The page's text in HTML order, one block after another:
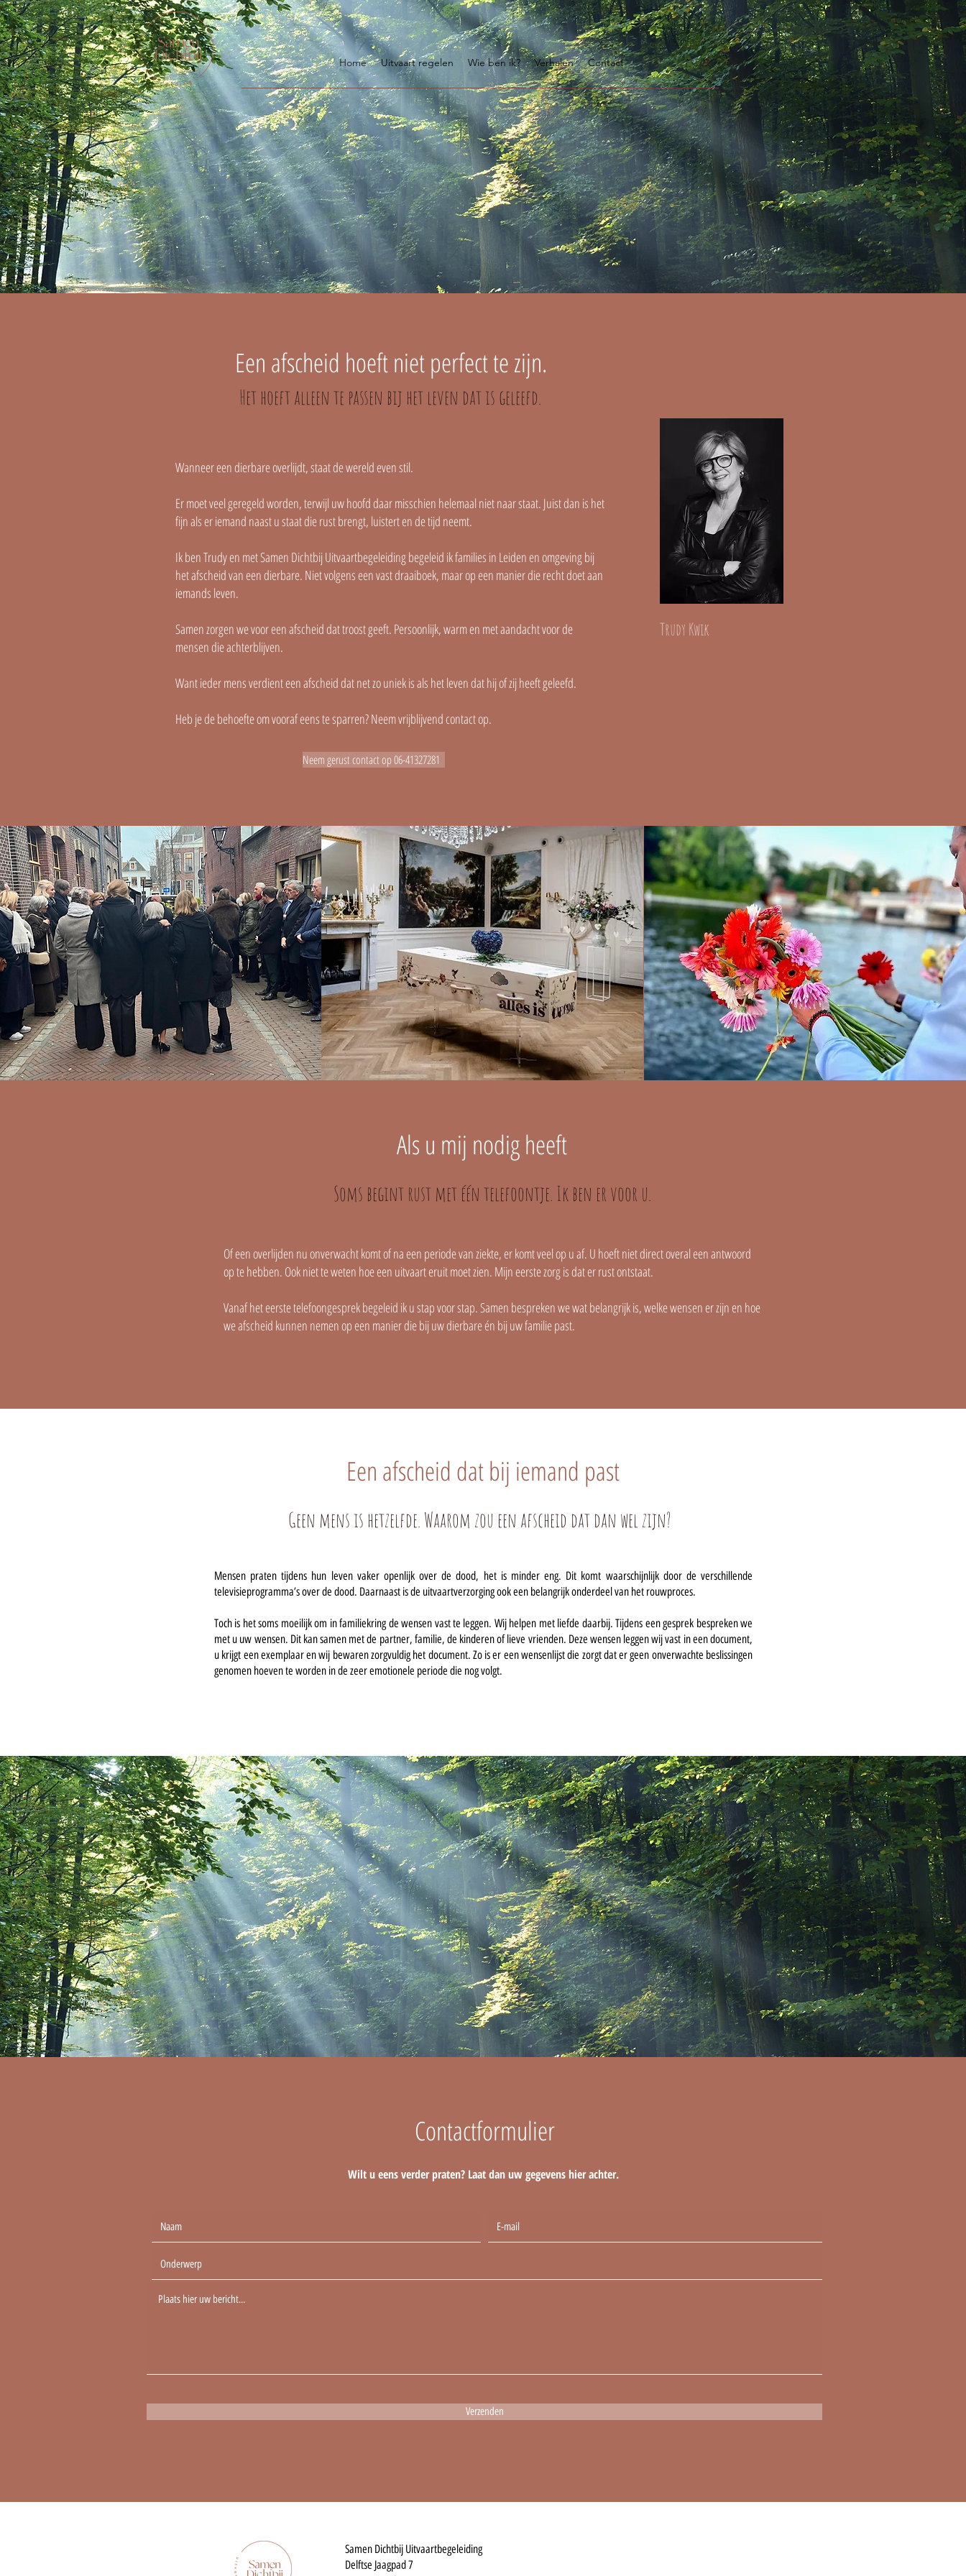
Home Uitvaart regelen Wie ben ik? Verhalen Contact
Een afscheid hoeft niet perfect te zijn.
Het hoeft alleen te passen bij het leven dat is geleefd.
Wanneer een dierbare overlijdt, staat de wereld even stil.
Er moet veel geregeld worden, terwijl uw hoofd daar misschien helemaal niet naar staat. Juist dan is het
fijn als er iemand naast u staat die rust brengt, luistert en de tijd neemt.
Ik ben Trudy en met Samen Dichtbij Uitvaartbegeleiding begeleid ik families in Leiden en omgeving bij
het afscheid van een dierbare. Niet volgens een vast draaiboek, maar op een manier die recht doet aan
iemands leven.
Samen zorgen we voor een afscheid dat troost geeft. Persoonlijk, warm en met aandacht voor de
mensen die achterblijven.
Want ieder mens verdient een afscheid dat net zo uniek is als het leven dat hij of zij heeft geleefd.
Heb je de behoefte om vooraf eens te sparren? Neem vrijblijvend contact op.
Trudy Kwik
Neem gerust contact op 06-41327281
Als u mij nodig heeft
Soms begint rust met één telefoontje. Ik ben er voor u.
Of een overlijden nu onverwacht komt of na een periode van ziekte, er komt veel op u af. U hoeft niet direct overal een antwoord
op te hebben. Ook niet te weten hoe een uitvaart eruit moet zien. Mijn eerste zorg is dat er rust ontstaat.
Vanaf het eerste telefoongesprek begeleid ik u stap voor stap. Samen bespreken we wat belangrijk is, welke wensen er zijn en hoe
we afscheid kunnen nemen op een manier die bij uw dierbare én bij uw familie past.
Een afscheid dat bij iemand past
Geen mens is hetzelfde. Waarom zou een afscheid dat dan wel zijn?
Mensen praten tijdens hun leven vaker openlijk over de dood, het is minder eng. Dit komt waarschijnlijk door de verschillende
televisieprogramma’s over de dood. Daarnaast is de uitvaartverzorging ook een belangrijk onderdeel van het rouwproces.
Toch is het soms moeilijk om in familiekring de wensen vast te leggen. Wij helpen met liefde daarbij. Tijdens een gesprek bespreken we
met u uw wensen. Dit kan samen met de partner, familie, de kinderen of lieve vrienden. Deze wensen leggen wij vast in een document,
u krijgt een exemplaar en wij bewaren zorgvuldig het document. Zo is er een wensenlijst die zorgt dat er geen onverwachte beslissingen
genomen hoeven te worden in de zeer emotionele periode die nog volgt.
Contactformulier
Wilt u eens verder praten? Laat dan uw gegevens hier achter.
Verzenden
Samen Dichtbij Uitvaartbegeleiding
Delftse Jaagpad 7